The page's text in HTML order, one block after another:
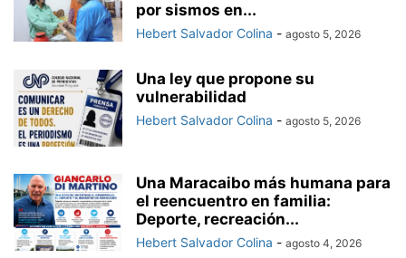
por sismos en...
Hebert Salvador Colina - agosto 5, 2026
Una ley que propone su
vulnerabilidad
Hebert Salvador Colina - agosto 5, 2026
Una Maracaibo más humana para
el reencuentro en familia:
Deporte, recreación...
Hebert Salvador Colina - agosto 4, 2026